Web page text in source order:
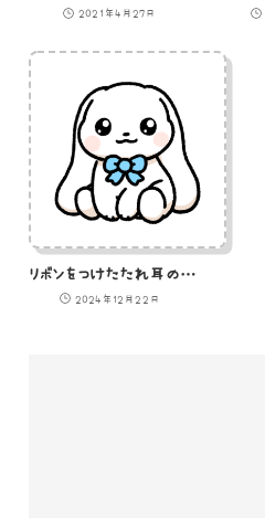
2021年4月27日
リボンをつけたたれ耳のうさぎ
2024年12月22日